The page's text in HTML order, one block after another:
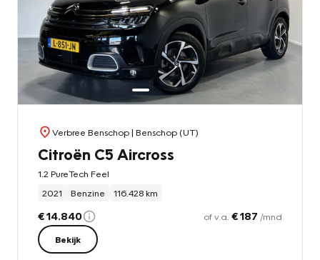
Verbree Benschop| Benschop (UT)
Citroën C5 Aircross
1.2 PureTech Feel
2021
Benzine 116.428 km
€ 14.840 of v.a. € 187 /mnd
Bekijk